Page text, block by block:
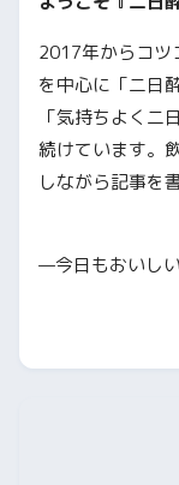
2017年からコツ
を中心に「二日
「気持ちよく二
続けています。
しながら記事を
—今日もおいし